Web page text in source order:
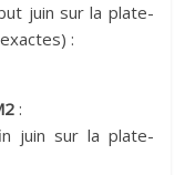
juin sur la plate-
:
:
juin sur la plate-